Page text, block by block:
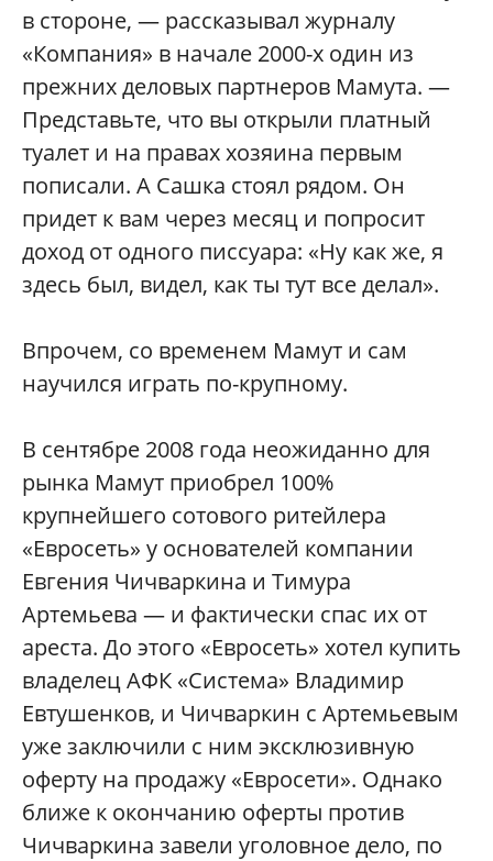
в стороне, — рассказывал журналу
«Компания» в начале 2000-х один из
прежних деловых партнеров Мамута. —
Представьте, что вы открыли платный
туалет и на правах хозяина первым
пописали. А Сашка стоял рядом. Он
придет к вам через месяц и попросит
доход от одного писсуара: «Ну как же, я
здесь был, видел, как ты тут все делал».
Впрочем, со временем Мамут и сам
научился играть по-крупному.
В сентябре 2008 года неожиданно для
рынка Мамут приобрел 100%
крупнейшего сотового ритейлера
«Евросеть» у основателей компании
Евгения Чичваркина и Тимура
Артемьева — и фактически спас их от
ареста. До этого «Евросеть» хотел купить
владелец АФК «Система» Владимир
Евтушенков, и Чичваркин с Артемьевым
уже заключили с ним эксклюзивную
оферту на продажу «Евросети». Однако
ближе к окончанию оферты против
Чичваркина завели уголовное дело, по